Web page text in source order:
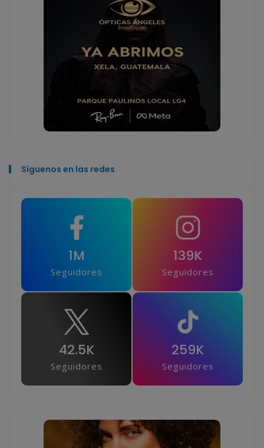
Síguenos en las redes
1M
Seguidores
139K
Seguidores
42.5K
Seguidores
259K
Seguidores